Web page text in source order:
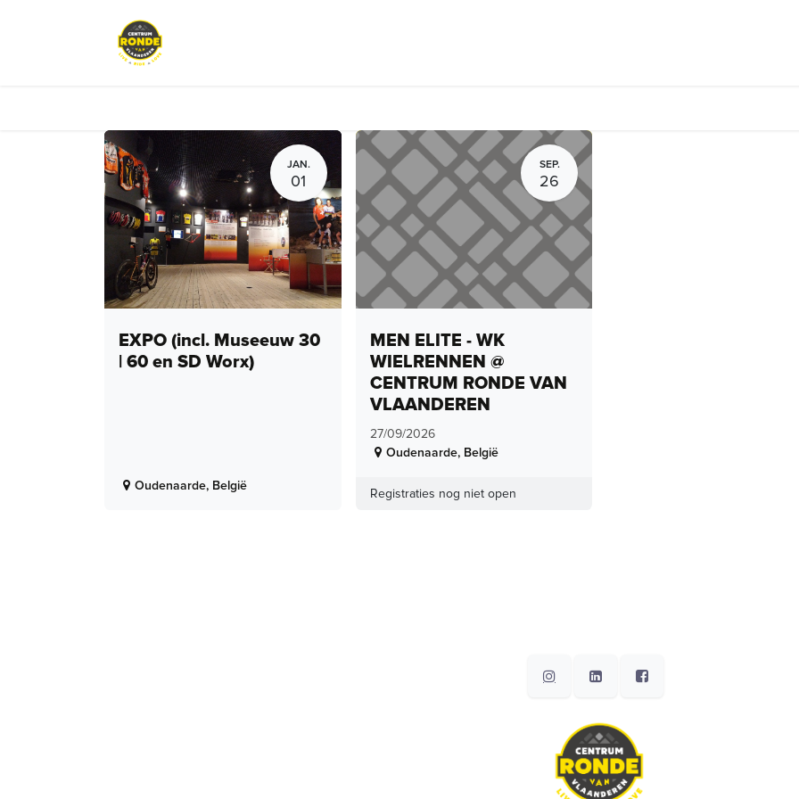
JAN.
01
EXPO (incl. Museeuw 30
| 60 en SD Worx)
Oudenaarde, België
SEP.
26
MEN ELITE - WK
WIELRENNEN @
CENTRUM RONDE VAN
VLAANDEREN
27/09/2026
Oudenaarde, België
Registraties nog niet open